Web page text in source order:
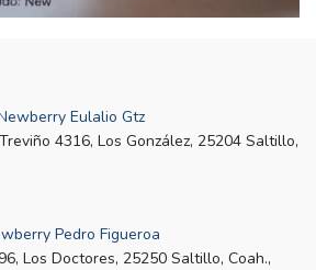
Eulalio Gtz
4316, Los González, 25204 Saltillo,
Pedro Figueroa
Los Doctores, 25250 Saltillo, Coah.,